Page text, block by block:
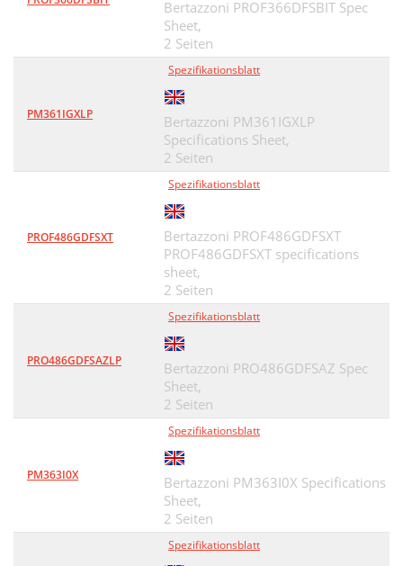
Bertazzoni PROF366DFSBIT Spec
Sheet,
2 Seiten
PM361IGXLP
Spezifikationsblatt
Bertazzoni PM361IGXLP
Specifications Sheet,
2 Seiten
PROF486GDFSXT
Spezifikationsblatt
Bertazzoni PROF486GDFSXT
PROF486GDFSXT specifications
sheet,
2 Seiten
PRO486GDFSAZLP
Spezifikationsblatt
Bertazzoni PRO486GDFSAZ Spec
Sheet,
2 Seiten
PM363I0X
Spezifikationsblatt
Bertazzoni PM363I0X Specifications
Sheet,
2 Seiten
Spezifikationsblatt